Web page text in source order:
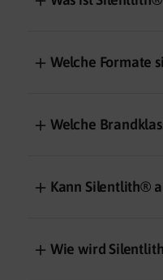
＋ Welche Formate
＋ Welche
＋ Kann Silentlith®
＋ Wie wird